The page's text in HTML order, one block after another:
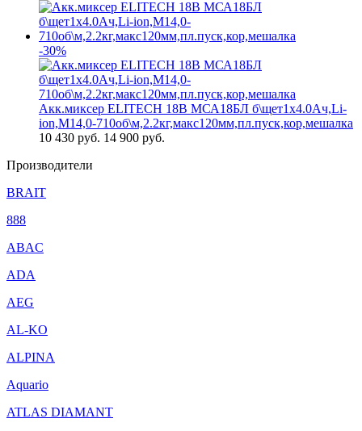
-30%
Акк.миксер ELITECH 18В МСА18БЛ б\щет1х4.0Ач,Li-
ion,М14,0-710об\м,2.2кг,макс120мм,пл.пуск,кор,мешалка
10 430 руб. 14 900 руб.
Производители
BRAIT
888
ABAC
ADA
AEG
AL-KO
ALPINA
Aquario
ATLAS DIAMANT